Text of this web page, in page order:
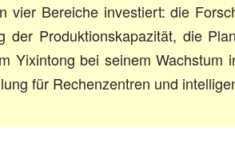
vier Bereiche investiert: die
der Produktionskapazität, die
Yixintong bei seinem
für Rechenzentren und